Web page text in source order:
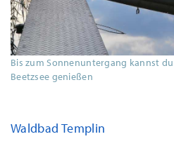
Bis zum Sonnenuntergang kannst
Beetzsee genießen
Waldbad Templin